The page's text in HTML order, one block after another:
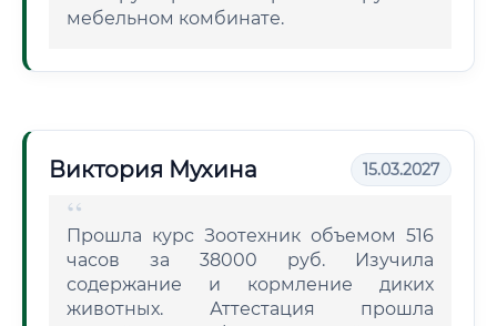
мебельном комбинате.
Виктория Мухина 15.03.2027
Прошла курс Зоотехник объемом 516
часов за 38000 руб. Изучила
содержание и кормление диких
животных. Аттестация прошла